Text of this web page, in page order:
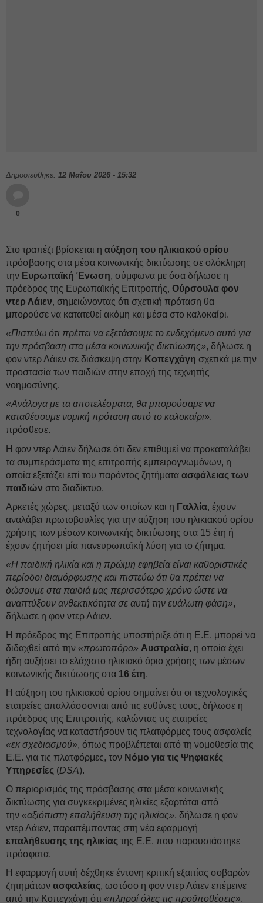
Δημοσιεύθηκε: 12 Μαΐου 2026 - 15:32
0
Στο τραπέζι βρίσκεται η αύξηση του ηλικιακού ορίου
πρόσβασης στα μέσα κοινωνικής δικτύωσης σε ολόκληρη
την Ευρωπαϊκή Ένωση, σύμφωνα με όσα δήλωσε η
πρόεδρος της Ευρωπαϊκής Επιτροπής, Ούρσουλα φον
ντερ Λάιεν, σημειώνοντας ότι σχετική πρόταση θα
μπορούσε να κατατεθεί ακόμη και μέσα στο καλοκαίρι.
«Πιστεύω ότι πρέπει να εξετάσουμε το ενδεχόμενο αυτό για
την πρόσβαση στα μέσα κοινωνικής δικτύωσης», δήλωσε η
φον ντερ Λάιεν σε διάσκεψη στην Κοπεγχάγη σχετικά με την
προστασία των παιδιών στην εποχή της τεχνητής
νοημοσύνης.
«Ανάλογα με τα αποτελέσματα, θα μπορούσαμε να
καταθέσουμε νομική πρόταση αυτό το καλοκαίρι»,
πρόσθεσε.
Η φον ντερ Λάιεν δήλωσε ότι δεν επιθυμεί να προκαταλάβει
τα συμπεράσματα της επιτροπής εμπειρογνωμόνων, η
οποία εξετάζει επί του παρόντος ζητήματα ασφάλειας των
παιδιών στο διαδίκτυο.
Αρκετές χώρες, μεταξύ των οποίων και η Γαλλία, έχουν
αναλάβει πρωτοβουλίες για την αύξηση του ηλικιακού ορίου
χρήσης των μέσων κοινωνικής δικτύωσης στα 15 έτη ή
έχουν ζητήσει μία πανευρωπαϊκή λύση για το ζήτημα.
«Η παιδική ηλικία και η πρώιμη εφηβεία είναι καθοριστικές
περίοδοι διαμόρφωσης και πιστεύω ότι θα πρέπει να
δώσουμε στα παιδιά μας περισσότερο χρόνο ώστε να
αναπτύξουν ανθεκτικότητα σε αυτή την ευάλωτη φάση»,
δήλωσε η φον ντερ Λάιεν.
Η πρόεδρος της Επιτροπής υποστήριξε ότι η Ε.Ε. μπορεί να
διδαχθεί από την «πρωτοπόρο» Αυστραλία, η οποία έχει
ήδη αυξήσει το ελάχιστο ηλικιακό όριο χρήσης των μέσων
κοινωνικής δικτύωσης στα 16 έτη.
Η αύξηση του ηλικιακού ορίου σημαίνει ότι οι τεχνολογικές
εταιρείες απαλλάσσονται από τις ευθύνες τους, δήλωσε η
πρόεδρος της Επιτροπής, καλώντας τις εταιρείες
τεχνολογίας να καταστήσουν τις πλατφόρμες τους ασφαλείς
«εκ σχεδιασμού», όπως προβλέπεται από τη νομοθεσία της
Ε.Ε. για τις πλατφόρμες, τον Νόμο για τις Ψηφιακές
Υπηρεσίες (DSA).
Ο περιορισμός της πρόσβασης στα μέσα κοινωνικής
δικτύωσης για συγκεκριμένες ηλικίες εξαρτάται από
την «αξιόπιστη επαλήθευση της ηλικίας», δήλωσε η φον
ντερ Λάιεν, παραπέμποντας στη νέα εφαρμογή
επαλήθευσης της ηλικίας της Ε.Ε. που παρουσιάστηκε
πρόσφατα.
Η εφαρμογή αυτή δέχθηκε έντονη κριτική εξαιτίας σοβαρών
ζητημάτων ασφαλείας, ωστόσο η φον ντερ Λάιεν επέμεινε
από την Κοπεγχάγη ότι «πληροί όλες τις προϋποθέσεις».